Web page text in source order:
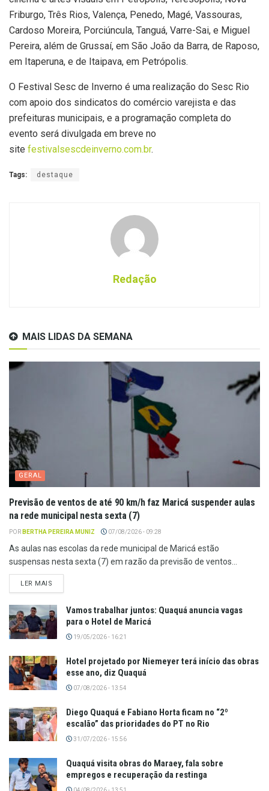
Friburgo, Três Rios, Valença, Penedo, Magé, Vassouras,
Cardoso Moreira, Porciúncula, Tanguá, Varre-Sai, e Miguel
Pereira, além de Grussaí, em São João da Barra, de Raposo,
em Itaperuna, e de Itaipava, em Petrópolis.
O Festival Sesc de Inverno é uma realização do Sesc Rio
com apoio dos sindicatos do comércio varejista e das
prefeituras municipais, e a programação completa do
evento será divulgada em breve no
site festivalsescdeinverno.com.br.
Tags: destaque
Redação
MAIS LIDAS DA SEMANA
GERAL
Previsão de ventos de até 90 km/h faz Maricá suspender aulas
na rede municipal nesta sexta (7)
POR BERTHA PEREIRA MUNIZ 07/08/2026 - 09:28
As aulas nas escolas da rede municipal de Maricá estão
suspensas nesta sexta (7) em razão da previsão de ventos...
LER MAIS
Vamos trabalhar juntos: Quaquá anuncia vagas
para o Hotel de Maricá
19/05/2026 - 16:21
Hotel projetado por Niemeyer terá início das obras
esse ano, diz Quaquá
07/08/2026 - 13:54
Diego Quaquá e Fabiano Horta ficam no “2º
escalão” das prioridades do PT no Rio
31/07/2026 - 15:56
Quaquá visita obras do Maraey, fala sobre
empregos e recuperação da restinga